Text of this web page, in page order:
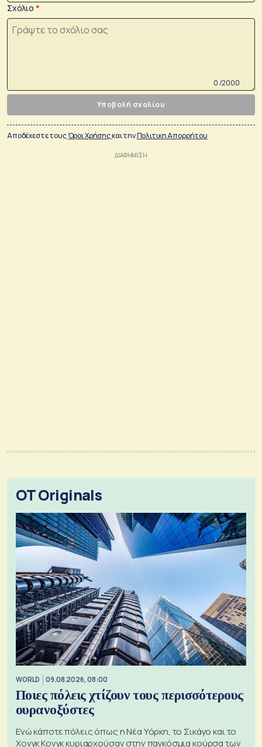
Σχόλιο
0 /2000
Υποβολή σχολίου
Αποδέχεστε τουςΌροι Χρήσηςκαι τηνΠολιτικη Απορρήτου
OT Originals
WORLD 09.08.2026, 08:00
Ποιες πόλεις χτίζουν τους περισσότερους
ουρανοξύστες
Ενώ κάποτε πόλεις όπως η Νέα Υόρκη, το Σικάγο και το
Χονγκ Κονγκ κυριαρχούσαν στην παγκόσμια κούρσα των